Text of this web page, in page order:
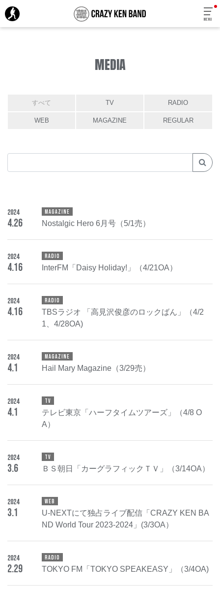
MENU
MEDIA
すべて TV RADIO
WEB MAGAZINE REGULAR
2024
4.26
MAGAZINE
Nostalgic Hero 6月号（5/1売）
2024
4.16
RADIO
InterFM「Daisy Holiday!」（4/21OA）
2024
4.16
RADIO
TBSラジオ 「高見沢俊彦のロックばん」（4/2
1、4/28OA)
2024
4.1
MAGAZINE
Hail Mary Magazine（3/29売）
2024
4.1
TV
テレビ東京「ハーフタイムツアーズ」（4/8 O
A）
2024
3.6
TV
ＢＳ朝日「カーグラフィックＴＶ」（3/14OA）
2024
3.1
WEB
U-NEXTにて独占ライブ配信「CRAZY KEN BA
ND World Tour 2023-2024」(3/3OA）
2024
2.29
RADIO
TOKYO FM「TOKYO SPEAKEASY」（3/4OA)